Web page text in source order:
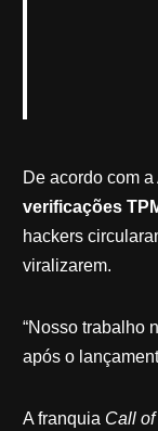
De acordo com
verificações
hackers
viralizarem.
“Nosso trabalho
após o
A franquia Call